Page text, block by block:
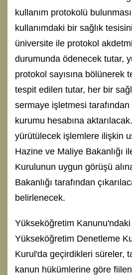
kullanım protokolü
kullanımdaki bir sağlık
üniversite ile protokol
durumunda ödenecek tutar,
protokol sayısına bölünerek
tespit edilen tutar, her bir
sermaye işletmesi
kurumu hesabına
yürütülecek işlemlere ilişkin
Hazine ve Maliye Bakanlığı
Kurulunun uygun görüşü
Bakanlığı tarafından
belirlenecek.
Yükseköğretim
Yükseköğretim Denetleme
Kurul'da geçirdikleri süreler,
kanun hükümlerine göre